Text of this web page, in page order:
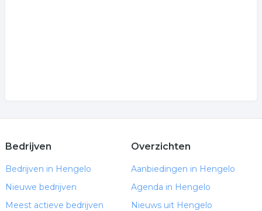
Bedrijven
Bedrijven in Hengelo
Nieuwe bedrijven
Meest actieve bedrijven
Overzichten
Aanbiedingen in Hengelo
Agenda in Hengelo
Nieuws uit Hengelo